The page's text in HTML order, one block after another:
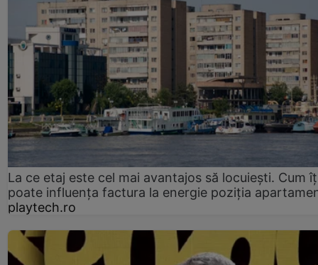
La ce etaj este cel mai avantajos să locuiești. Cum
poate influența factura la energie poziția
playtech.ro